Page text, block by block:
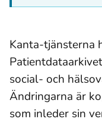
Kanta-tjänsterna
social- och
Ändringarna är
som inleder sin